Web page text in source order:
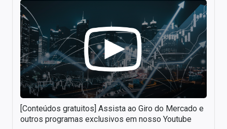
[Conteúdos gratuitos] Assista ao Giro do Mercado e
outros programas exclusivos em nosso Youtube